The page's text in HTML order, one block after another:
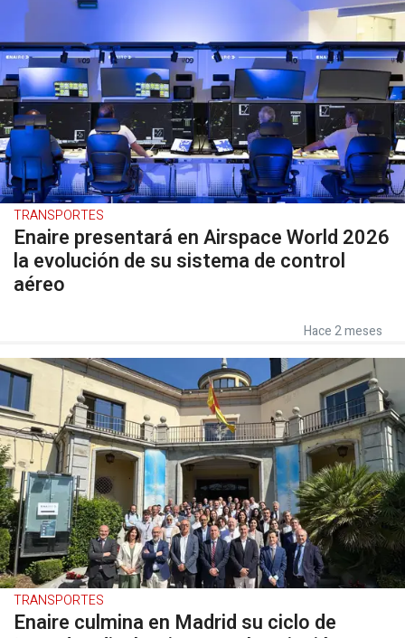
TRANSPORTES
Enaire presentará en Airspace World 2026
la evolución de su sistema de control
aéreo
Hace 2 meses
TRANSPORTES
Enaire culmina en Madrid su ciclo de